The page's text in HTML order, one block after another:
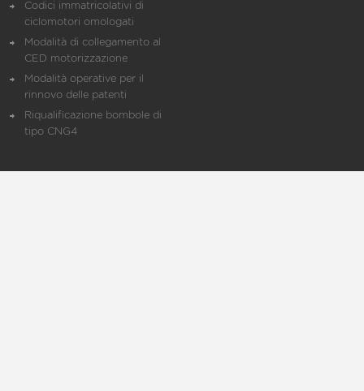
Codici immatricolativi di
ciclomotori omologati
Modalità di collegamento al
CED motorizzazione
Modalità operative per il
rinnovo delle patenti
Riqualificazione bombole di
tipo CNG4